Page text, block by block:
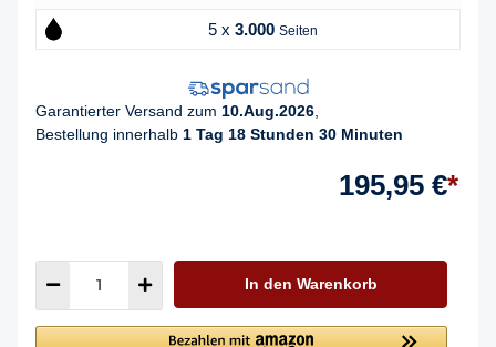
5 x 3.000 Seiten
Garantierter Versand zum 10.Aug.2026
Bestellung innerhalb 1 Tag 18 Stunden 30 Minuten
195,95 €*
In den Warenkorb